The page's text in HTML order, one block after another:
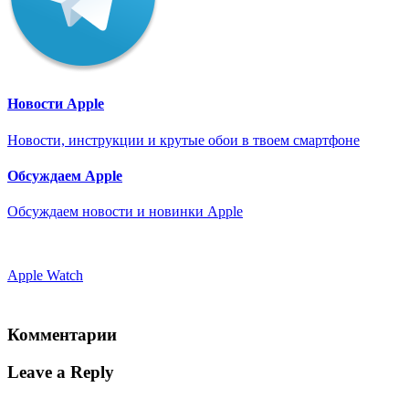
Новости Apple
Новости, инструкции и крутые обои в твоем смартфоне
Обсуждаем Apple
Обсуждаем новости и новинки Apple
Apple Watch
Комментарии
Leave a Reply